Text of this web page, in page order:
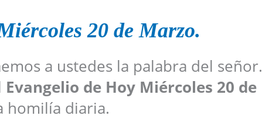
20 de Marzo.
a ustedes la palabra del señor.
Evangelio de Hoy Miércoles 20 de
homilía diaria.